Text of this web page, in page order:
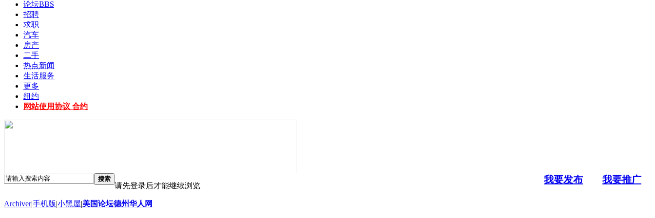
论坛BBS
招聘
求职
汽车
房产
二手
热点新闻
生活服务
更多
纽约
网站使用协议 合约
搜索 我要发布 我要推广
请先登录后才能继续浏览
Archiver|手机版|小黑屋|美国论坛德州华人网